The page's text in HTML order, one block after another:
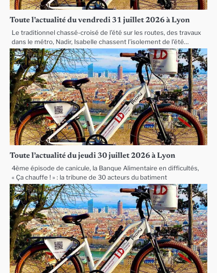
Toute l’actualité du vendredi 31 juillet 2026 à Lyon
Le traditionnel chassé-croisé de l’été sur les routes, des travaux
dans le métro, Nadir, Isabelle chassent l’isolement de l’été…
Toute l’actualité du jeudi 30 juillet 2026 à Lyon
4ème épisode de canicule, la Banque Alimentaire en difficultés,
« Ça chauffe ! » : la tribune de 30 acteurs du batiment